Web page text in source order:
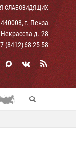
СЛАБОВИДЯЩИХ
440008, г. Пенза
Некрасова д. 28
(8412) 68-25-58